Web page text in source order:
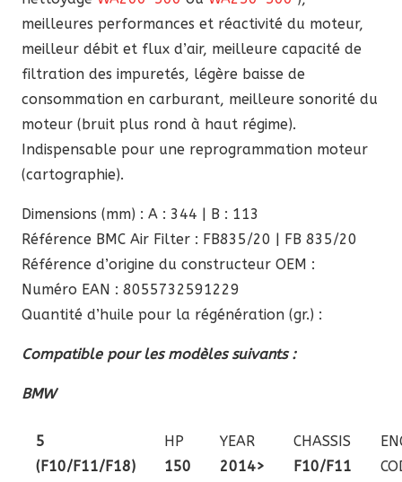
meilleures performances et réactivité du moteur,
meilleur débit et flux d’air, meilleure capacité de
filtration des impuretés, légère baisse de
consommation en carburant, meilleure sonorité du
moteur (bruit plus rond à haut régime).
Indispensable pour une reprogrammation moteur
(cartographie).
Dimensions (mm) : A : 344 | B : 113
Référence BMC Air Filter : FB835/20 | FB 835/20
Référence d’origine du constructeur OEM :
Numéro EAN : 8055732591229
Quantité d’huile pour la régénération (gr.) :
Compatible pour les modèles suivants :
BMW
5
(F10/F11/F18)
HP
150
YEAR
2014>
CHASSIS
F10/F11